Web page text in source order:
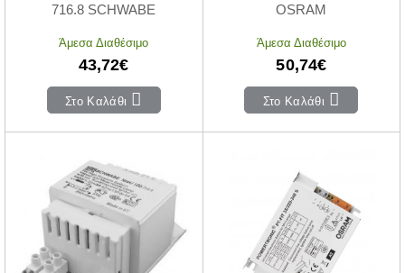
716.8 SCHWABE
Άμεσα Διαθέσιμο
43,72€
Στο Καλάθι
OSRAM
Άμεσα Διαθέσιμο
50,74€
Στο Καλάθι